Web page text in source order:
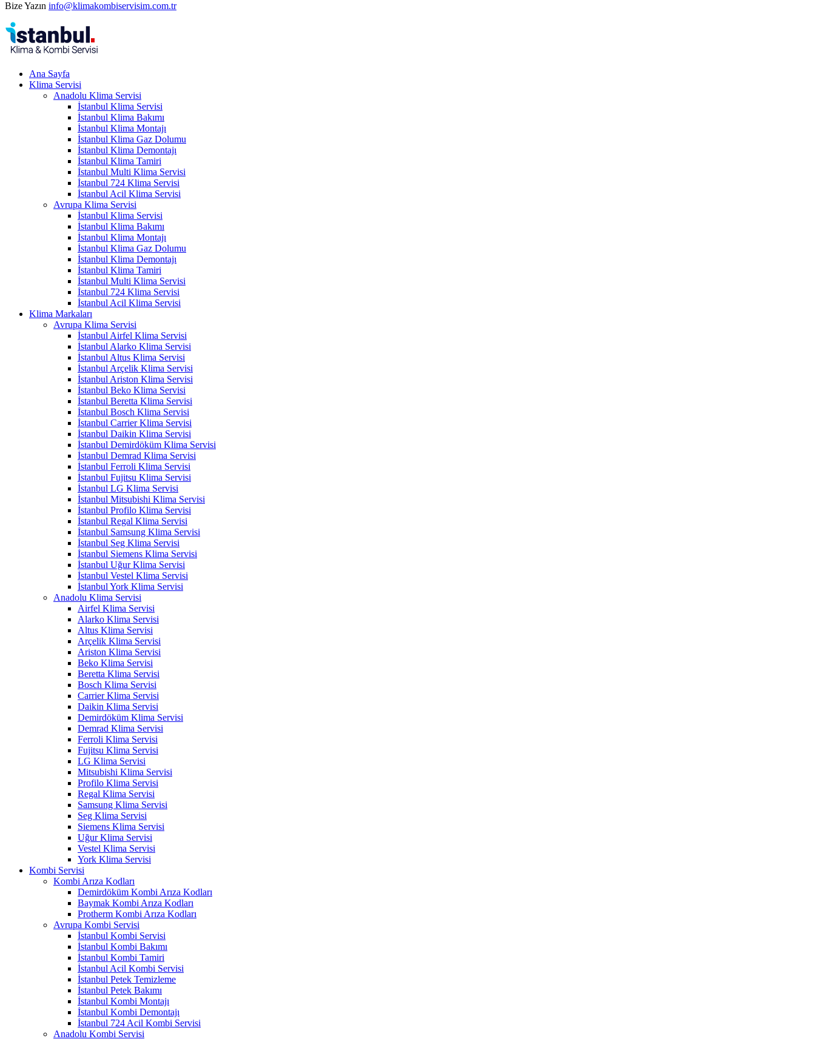
Bize Yazın info@klimakombiservisim.com.tr
Ana Sayfa
Klima Servisi
Anadolu Klima Servisi
İstanbul Klima Servisi
İstanbul Klima Bakımı
İstanbul Klima Montajı
İstanbul Klima Gaz Dolumu
İstanbul Klima Demontajı
İstanbul Klima Tamiri
İstanbul Multi Klima Servisi
İstanbul 724 Klima Servisi
İstanbul Acil Klima Servisi
Avrupa Klima Servisi
İstanbul Klima Servisi
İstanbul Klima Bakımı
İstanbul Klima Montajı
İstanbul Klima Gaz Dolumu
İstanbul Klima Demontajı
İstanbul Klima Tamiri
İstanbul Multi Klima Servisi
İstanbul 724 Klima Servisi
İstanbul Acil Klima Servisi
Klima Markaları
Avrupa Klima Servisi
İstanbul Airfel Klima Servisi
İstanbul Alarko Klima Servisi
İstanbul Altus Klima Servisi
İstanbul Arçelik Klima Servisi
İstanbul Ariston Klima Servisi
İstanbul Beko Klima Servisi
İstanbul Beretta Klima Servisi
İstanbul Bosch Klima Servisi
İstanbul Carrier Klima Servisi
İstanbul Daikin Klima Servisi
İstanbul Demirdöküm Klima Servisi
İstanbul Demrad Klima Servisi
İstanbul Ferroli Klima Servisi
İstanbul Fujitsu Klima Servisi
İstanbul LG Klima Servisi
İstanbul Mitsubishi Klima Servisi
İstanbul Profilo Klima Servisi
İstanbul Regal Klima Servisi
İstanbul Samsung Klima Servisi
İstanbul Seg Klima Servisi
İstanbul Siemens Klima Servisi
İstanbul Uğur Klima Servisi
İstanbul Vestel Klima Servisi
İstanbul York Klima Servisi
Anadolu Klima Servisi
Airfel Klima Servisi
Alarko Klima Servisi
Altus Klima Servisi
Arçelik Klima Servisi
Ariston Klima Servisi
Beko Klima Servisi
Beretta Klima Servisi
Bosch Klima Servisi
Carrier Klima Servisi
Daikin Klima Servisi
Demirdöküm Klima Servisi
Demrad Klima Servisi
Ferroli Klima Servisi
Fujitsu Klima Servisi
LG Klima Servisi
Mitsubishi Klima Servisi
Profilo Klima Servisi
Regal Klima Servisi
Samsung Klima Servisi
Seg Klima Servisi
Siemens Klima Servisi
Uğur Klima Servisi
Vestel Klima Servisi
York Klima Servisi
Kombi Servisi
Kombi Arıza Kodları
Demirdöküm Kombi Arıza Kodları
Baymak Kombi Arıza Kodları
Protherm Kombi Arıza Kodları
Avrupa Kombi Servisi
İstanbul Kombi Servisi
İstanbul Kombi Bakımı
İstanbul Kombi Tamiri
İstanbul Acil Kombi Servisi
İstanbul Petek Temizleme
İstanbul Petek Bakımı
İstanbul Kombi Montajı
İstanbul Kombi Demontajı
İstanbul 724 Acil Kombi Servisi
Anadolu Kombi Servisi